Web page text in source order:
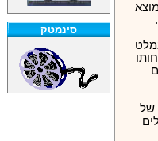
סינמטק
של
ירושלים